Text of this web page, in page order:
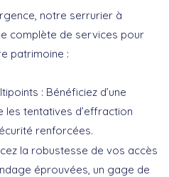
notre serrurier à
complète de services pour
patrimoine :
: Bénéficiez d’une
les tentatives d’effraction
renforcées.
la robustesse de vos accès
éprouvées, un gage de